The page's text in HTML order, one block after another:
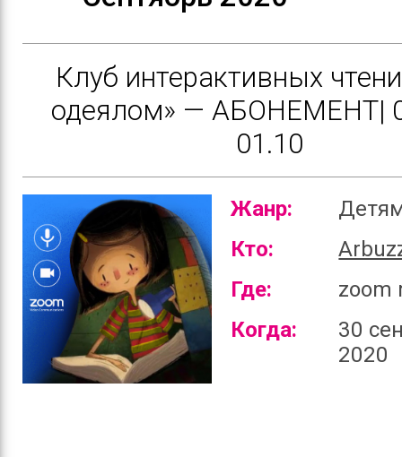
Клуб интерактивных
одеялом» — АБОНЕМЕНТ|
01.10
Жанр:
Кто:
Где:
zoom
Когда:
30
2020